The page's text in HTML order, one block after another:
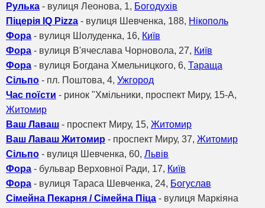
Рулька - вулиця Леонова, 1, Богодухів
Піцерія IQ Pizza - вулиця Шевченка, 188, Нікополь
Фора - вулиця Шолуденка, 16, Київ
Фора - вулиця В'ячеслава Чорновола, 27, Київ
Фора - вулиця Богдана Хмельницкого, 6, Тараща
Сільпо - пл. Поштова, 4, Ужгород
Час поїсти - ринок "Хмільники, проспект Миру, 15-А,
Житомир
Ваш Лаваш - проспект Миру, 15, Житомир
Ваш Лаваш Житомир - проспект Миру, 37, Житомир
Сільпо - вулиця Шевченка, 60, Львів
Фора - бульвар Верховної Ради, 17, Київ
Фора - вулиця Тараса Шевченка, 24, Богуслав
Сімейна Пекарня / Сімейна Піца - вулиця Маркіяна